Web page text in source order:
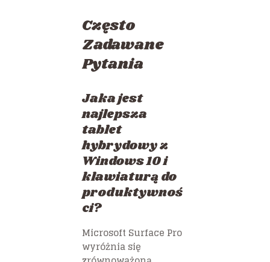
Często
Zadawane
Pytania
Jaka jest
najlepsza
tablet
hybrydowy z
Windows 10 i
klawiaturą do
produktywnoś
ci?
Microsoft Surface Pro
wyróżnia się